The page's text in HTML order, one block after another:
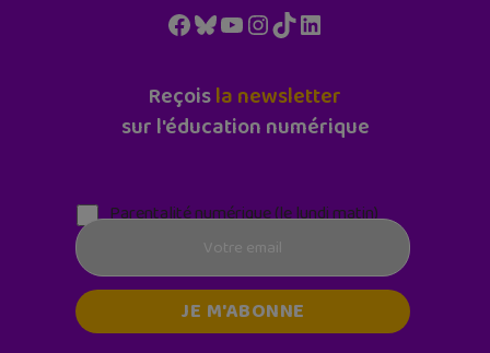
Facebook
Bluesky
YouTube
Instagram
TikTokLinkedIn
Reçoisla newsletter
sur l'éducation numérique
Parentalité numérique (le lundi matin)